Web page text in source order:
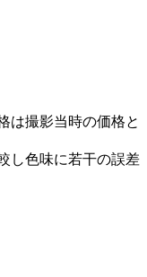
は撮影当時の価格と
し色味に若干の誤差